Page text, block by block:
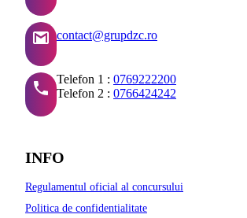
contact@grupdzc.ro
Telefon 1 : 0769222200
Telefon 2 : 0766424242
INFO
Regulamentul oficial al concursului
Politica de confidentialitate